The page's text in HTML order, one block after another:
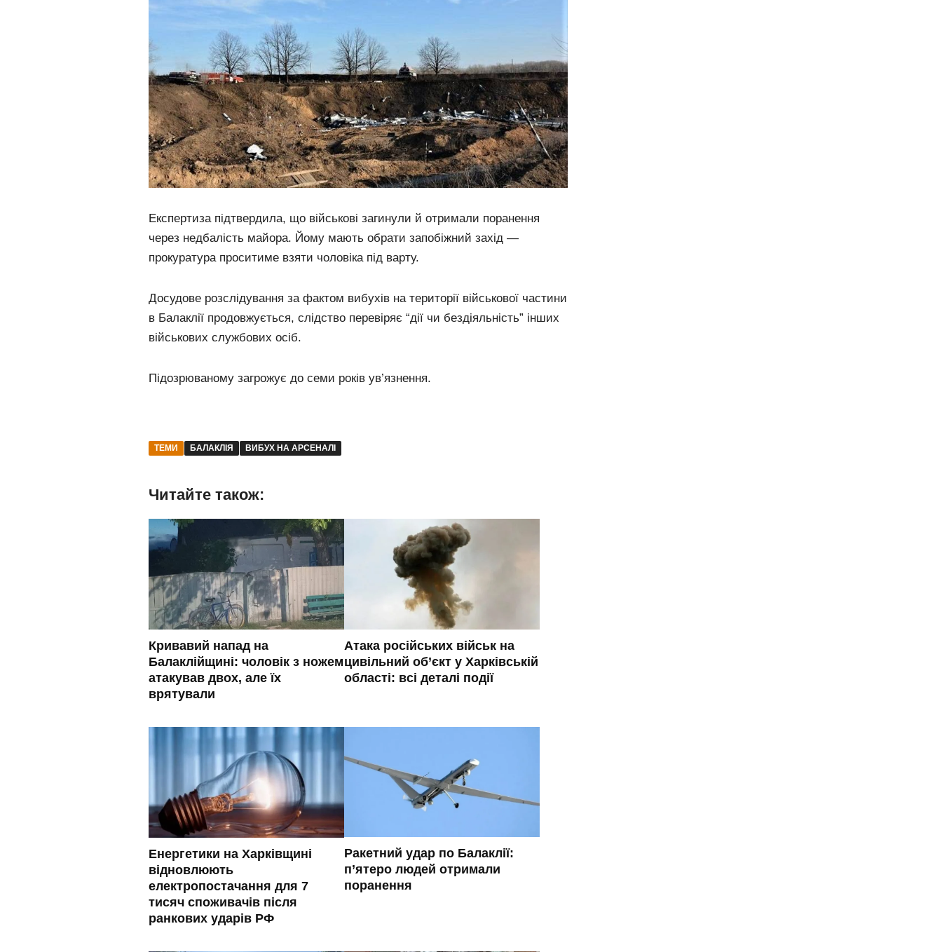
Експертиза підтвердила, що військові загинули й отримали поранення
через недбалість майора. Йому мають обрати запобіжний захід —
прокуратура проситиме взяти чоловіка під варту.
Досудове розслідування за фактом вибухів на території військової частини
в Балаклії продовжується, слідство перевіряє “дії чи бездіяльність” інших
військових службових осіб.
Підозрюваному загрожує до семи років ув’язнення.
ТЕМИ БАЛАКЛІЯ ВИБУХ НА АРСЕНАЛІ
Читайте також:
Кривавий напад на
Балаклійщині: чоловік з ножем
атакував двох, але їх
врятували
Атака російських військ на
цивільний об’єкт у Харківській
області: всі деталі події
Енергетики на Харківщині
відновлюють
електропостачання для 7
тисяч споживачів після
ранкових ударів РФ
Ракетний удар по Балаклії:
п’ятеро людей отримали
поранення